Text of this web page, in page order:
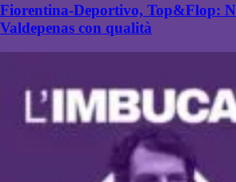
Fiorentina-Deportivo, Top&Flop:
Valdepenas con qualità